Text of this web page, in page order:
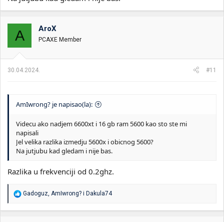
A AroX
PCAXE Member
30.04.2024. #11
AmIwrong? je napisao(la):
Videcu ako nadjem 6600xt i 16 gb ram 5600 kao sto ste mi
napisali
Jel velika razlika izmedju 5600x i obicnog 5600?
Na jutjubu kad gledam i nije bas.
Razlika u frekvenciji od 0.2ghz.
R
a
Gadoguz, AmIwrong? i Dakula74